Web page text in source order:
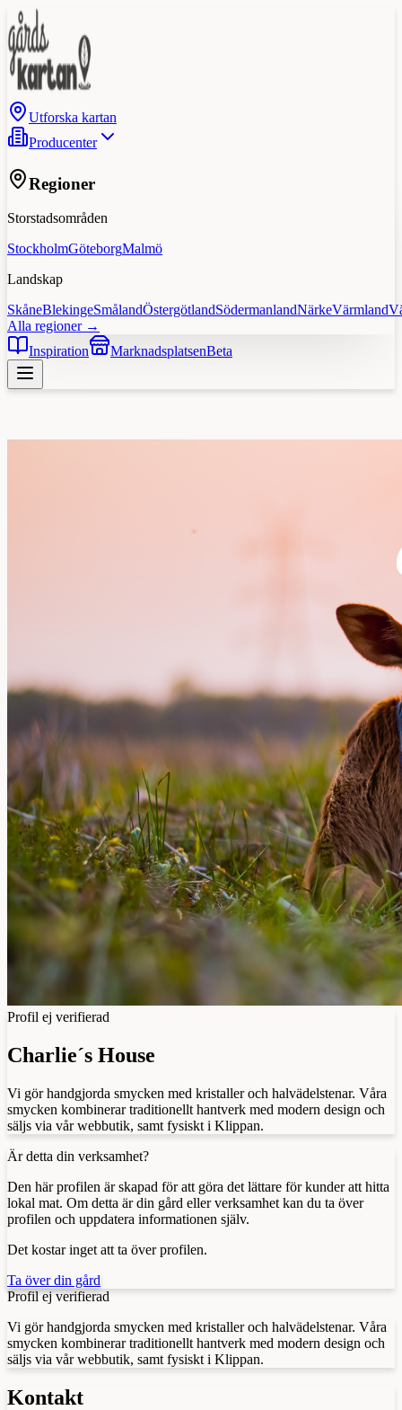
Utforska kartan
Producenter
Regioner
Storstadsområden
StockholmGöteborgMalmö
Landskap
SkåneBlekingeSmålandÖstergötlandSödermanlandNärkeVärmland
Alla regioner →
Inspiration
MarknadsplatsenBeta
Profil ej verifierad
Charlie´s House
Vi gör handgjorda smycken med kristaller och halvädelstenar. Våra
smycken kombinerar traditionellt hantverk med modern design och
säljs via vår webbutik, samt fysiskt i Klippan.
Är detta din verksamhet?
Den här profilen är skapad för att göra det lättare för kunder att hitta
lokal mat. Om detta är din gård eller verksamhet kan du ta över
profilen och uppdatera informationen själv.
Det kostar inget att ta över profilen.
Ta över din gård
Profil ej verifierad
Vi gör handgjorda smycken med kristaller och halvädelstenar. Våra
smycken kombinerar traditionellt hantverk med modern design och
säljs via vår webbutik, samt fysiskt i Klippan.
Kontakt